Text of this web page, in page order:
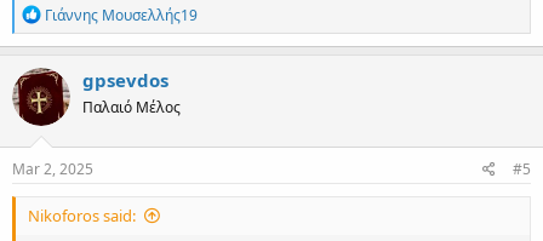
R
e
a
c
t
i
o
n
s
Γιάννης Μουσελλής19
gpsevdos
Παλαιό Μέλος
Mar 2, 2025 #5
Nikoforos said: